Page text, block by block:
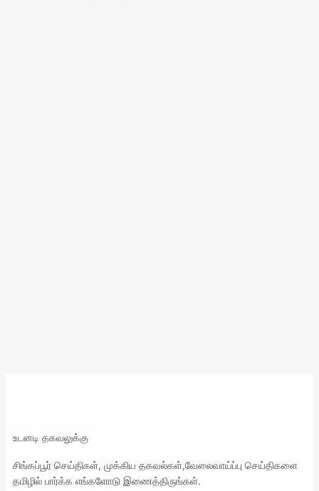
உடனடி தகவலுக்கு
சிங்கப்பூர் செய்திகள், முக்கிய தகவல்கள்,வேலைவாய்ப்பு செய்திகளை
தமிழில் பார்க்க எங்களோடு இணைத்திருங்கள்.